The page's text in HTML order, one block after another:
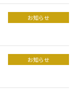
お知らせ
お知らせ